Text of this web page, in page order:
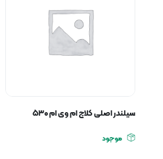
سیلندر اصلی کلاچ ام وی ام ۵۳۰
موجود